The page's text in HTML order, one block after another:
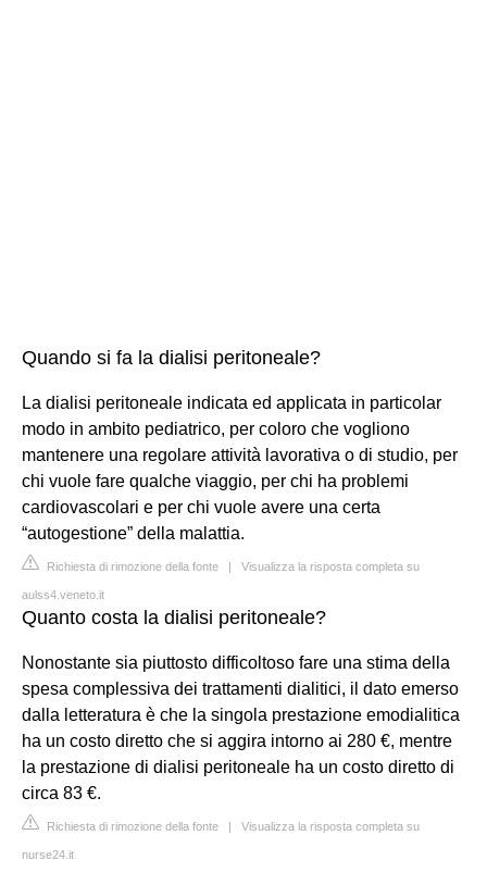
Quando si fa la dialisi peritoneale?
La dialisi peritoneale indicata ed applicata in particolar
modo in ambito pediatrico, per coloro che vogliono
mantenere una regolare attività lavorativa o di studio, per
chi vuole fare qualche viaggio, per chi ha problemi
cardiovascolari e per chi vuole avere una certa
“autogestione” della malattia.
Richiesta di rimozione della fonte | Visualizza la risposta completa su
aulss4.veneto.it
Quanto costa la dialisi peritoneale?
Nonostante sia piuttosto difficoltoso fare una stima della
spesa complessiva dei trattamenti dialitici, il dato emerso
dalla letteratura è che la singola prestazione emodialitica
ha un costo diretto che si aggira intorno ai 280 €, mentre
la prestazione di dialisi peritoneale ha un costo diretto di
circa 83 €.
Richiesta di rimozione della fonte | Visualizza la risposta completa su
nurse24.it